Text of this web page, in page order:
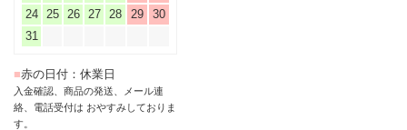
24
25 26 27 28 29
30
31
■赤の日付：休業日
入金確認、商品の発送、メール連
絡、電話受付は おやすみしておりま
す。